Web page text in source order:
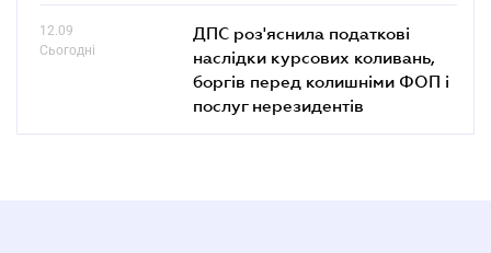
12.09
Сьогодні
ДПС роз'яснила податкові
наслідки курсових коливань,
боргів перед колишніми ФОП і
послуг нерезидентів